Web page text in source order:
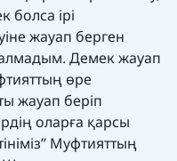
болса ірі
жауап берген
Демек жауап
өре
жауап беріп
оларға қарсы
Муфтияттың